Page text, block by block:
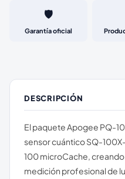
🛡️
Garantía oficial
DESCRIPCIÓN
El paquete Apogee PQ-
sensor cuántico SQ-
100 microCache,
medición profesional de